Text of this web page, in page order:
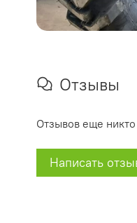
Отзывы
Отзывов еще никто
Написать